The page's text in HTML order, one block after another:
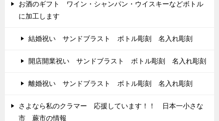
お酒のギフト ワイン・シャンパン・ウイスキーなどボトル
に加工します
結婚祝い サンドブラスト ボトル彫刻 名入れ彫刻
開店開業祝い サンドブラスト ボトル彫刻 名入れ彫刻
離婚祝い サンドブラスト ボトル彫刻 名入れ彫刻
さよなら私のクラマー 応援しています！！ 日本一小さな
市 蕨市の情報